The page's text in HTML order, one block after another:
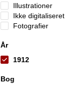
Illustrationer
Ikke digitaliseret
Fotografier
År
1912
Bog